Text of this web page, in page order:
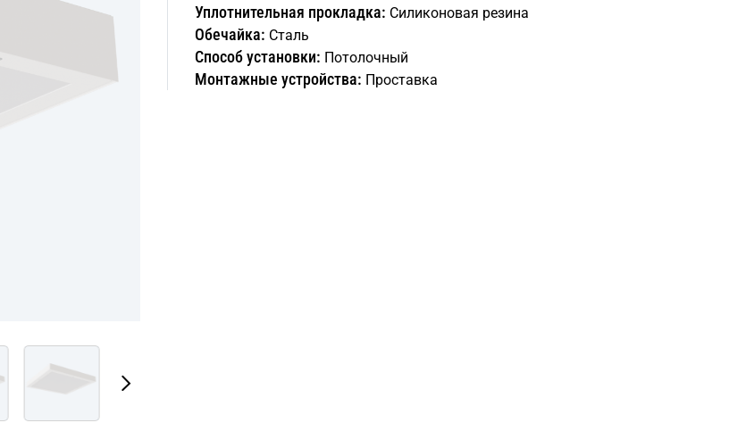
Уплотнительная прокладка: Силиконовая резина
Обечайка: Сталь
Способ установки: Потолочный
Монтажные устройства: Проставка